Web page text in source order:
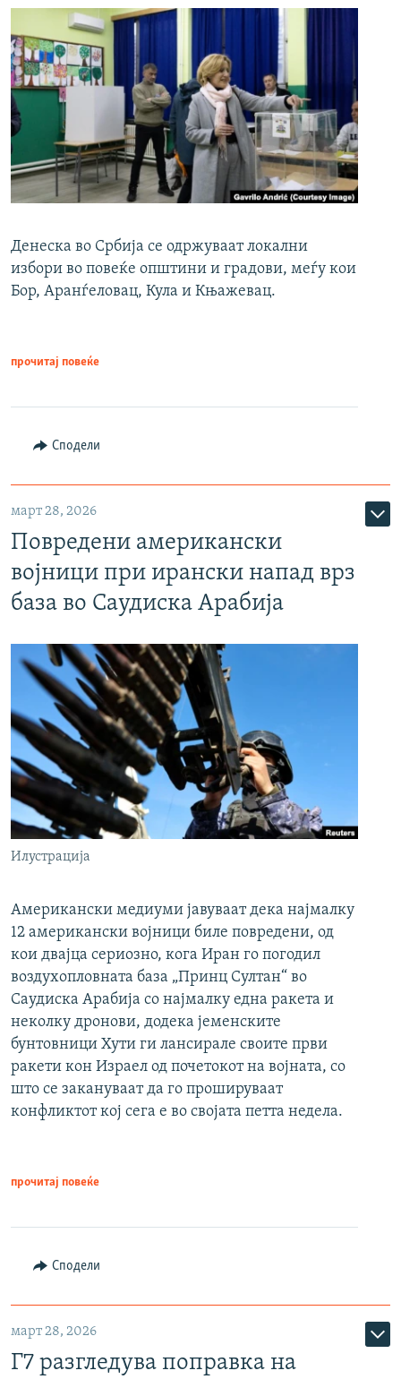
Денеска во Србија се одржуваат локални
избори во повеќе општини и градови, меѓу кои
Бор, Аранѓеловац, Кула и Књажевац.
прочитај повеќе
Сподели
март 28, 2026
Повредени американски
војници при ирански напад врз
база во Саудиска Арабија
Илустрација
Американски медиуми јавуваат дека најмалку
12 американски војници биле повредени, од
кои двајца сериозно, кога Иран го погодил
воздухопловната база „Принц Султан“ во
Саудиска Арабија со најмалку една ракета и
неколку дронови, додека јеменските
бунтовници Хути ги лансирале своите први
ракети кон Израел од почетокот на војната, со
што се закануваат да го прошируваат
конфликтот кој сега е во својата петта недела.
прочитај повеќе
Сподели
март 28, 2026
Г7 разгледува поправка на